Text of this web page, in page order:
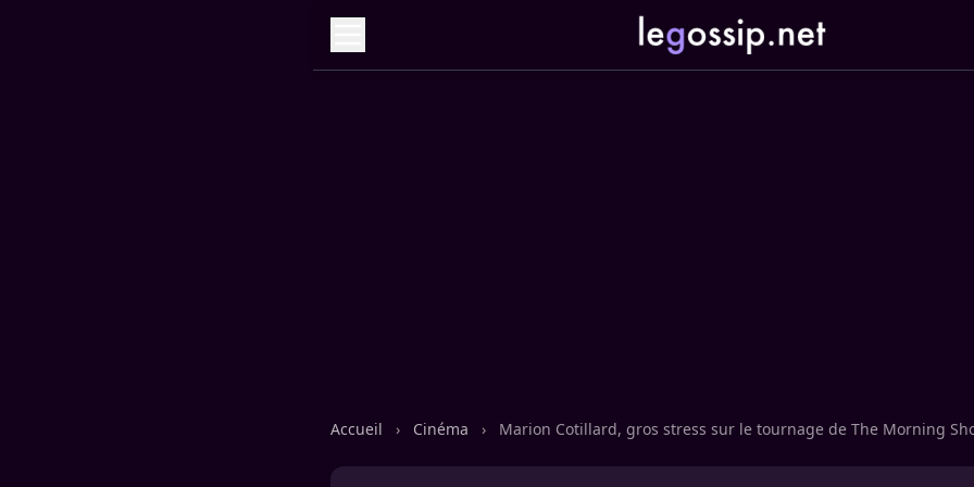
Accueil › Cinéma › Marion Cotillard, gros stress sur le tournage de The Morning